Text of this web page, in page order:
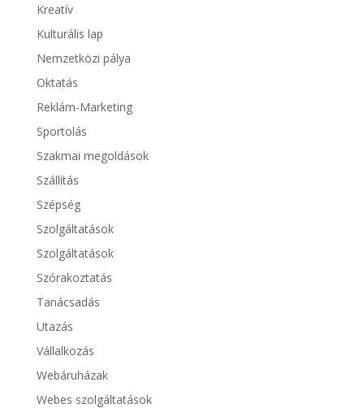
Kreatív
Kulturális lap
Nemzetközi pálya
Oktatás
Reklám-Marketing
Sportolás
Szakmai megoldások
Szállítás
Szépség
Szolgáltatások
Szolgáltatások
Szórakoztatás
Tanácsadás
Utazás
Vállalkozás
Webáruházak
Webes szolgáltatások